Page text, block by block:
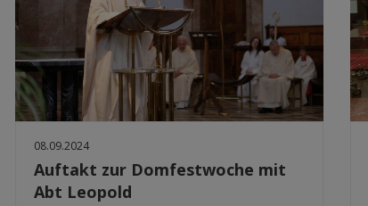
08.09.2024
Auftakt zur Domfestwoche mit
Abt Leopold